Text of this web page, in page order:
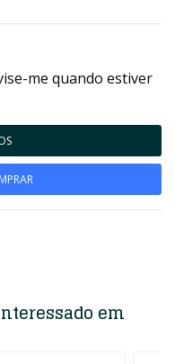
me quando estiver
em